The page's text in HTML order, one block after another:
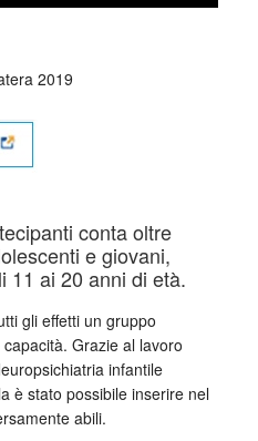
2019
conta oltre
e giovani,
11 ai 20 anni di età.
gli effetti un gruppo
Grazie al lavoro
infantile
è stato possibile inserire nel
abili.